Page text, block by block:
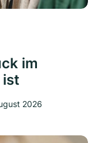
im
ist
2026